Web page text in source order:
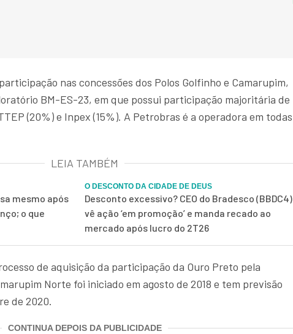
nas concessões dos Polos Golfinho e Camarupim,
BM-ES-23, em que possui participação majoritária de
(20%) e Inpex (15%). A Petrobras é a operadora em todas
LEIA TAMBÉM
mesmo após
o que
O DESCONTO DA CIDADE DE DEUS
Desconto excessivo? CEO do Bradesco (BBDC4)
vê ação ‘em promoção’ e manda recado ao
mercado após lucro do 2T26
de aquisição da participação da Ouro Preto pela
Norte foi iniciado em agosto de 2018 e tem previsão
de 2020.
CONTINUA DEPOIS DA PUBLICIDADE